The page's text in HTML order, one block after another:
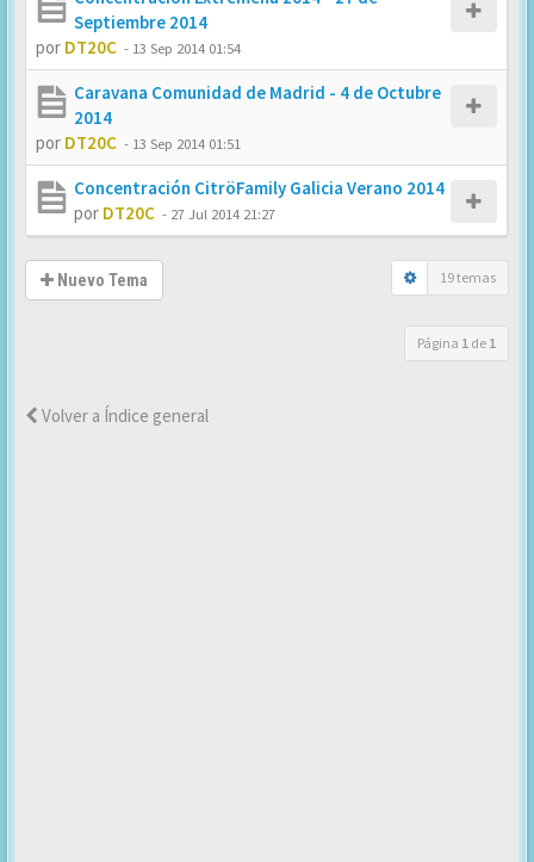
Septiembre 2014
por DT20C - 13 Sep 2014 01:54
Caravana Comunidad de Madrid - 4 de Octubre
2014
por DT20C - 13 Sep 2014 01:51
Concentración CitröFamily Galicia Verano 2014
por DT20C - 27 Jul 2014 21:27
Nuevo Tema 19 temas
Página 1 de 1
Volver a Índice general